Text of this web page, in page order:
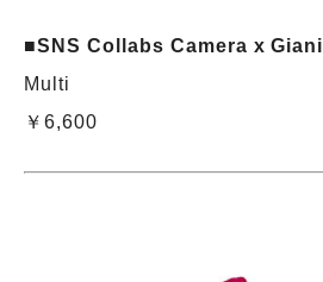
■SNS Collabs Camera x Giani
Multi
￥6,600